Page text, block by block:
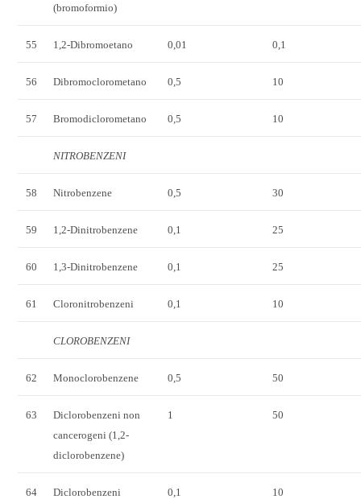
(bromoformio)
55 1,2-Dibromoetano 0,01 0,1
56 Dibromoclorometano 0,5 10
57 Bromodiclorometano 0,5 10
NITROBENZENI
58 Nitrobenzene 0,5 30
59 1,2-Dinitrobenzene 0,1 25
60 1,3-Dinitrobenzene 0,1 25
61 Cloronitrobenzeni 0,1 10
CLOROBENZENI
62 Monoclorobenzene 0,5 50
63
Diclorobenzeni non
cancerogeni (1,2-
diclorobenzene)
1 50
64
Diclorobenzeni
0,1 10